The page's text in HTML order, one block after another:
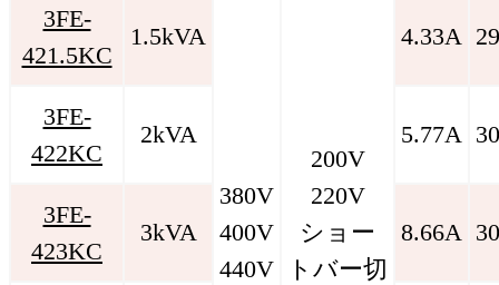
380V
400V
440V
200V
220V
ショー
トバー切
3FE-
421.5KC
1.5kVA 4.33A
3FE-
422KC
2kVA 5.77A
3FE-
423KC
3kVA 8.66A